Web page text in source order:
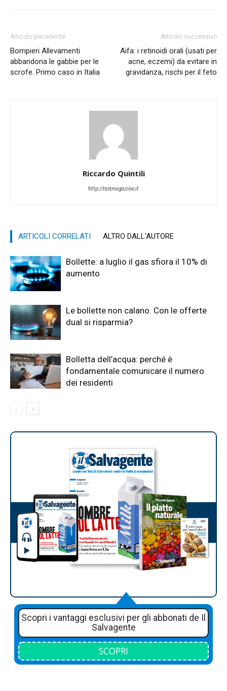
Articolo precedente
Bompieri Allevamenti
abbandona le gabbie per le
scrofe. Primo caso in Italia
Articolo successivo
Aifa: i retinoidi orali (usati per
acne, eczemi) da evitare in
gravidanza, rischi per il feto
Riccardo Quintili
http://testmagazine.it
ARTICOLI CORRELATI ALTRO DALL'AUTORE
Bollette: a luglio il gas sfiora il 10% di
aumento
Le bollette non calano. Con le offerte
dual si risparmia?
Bolletta dell’acqua: perché è
fondamentale comunicare il numero
dei residenti
Scopri i vantaggi esclusivi per gli abbonati de Il
Salvagente
SCOPRI